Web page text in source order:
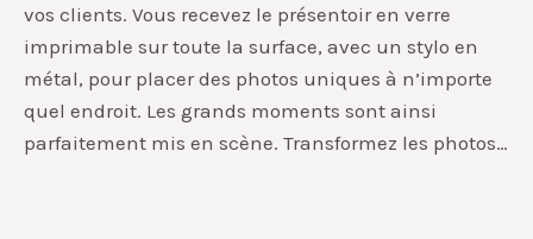
vos clients. Vous recevez le présentoir en verre
imprimable sur toute la surface, avec un stylo en
métal, pour placer des photos uniques à n’importe
quel endroit. Les grands moments sont ainsi
parfaitement mis en scène. Transformez les photos…